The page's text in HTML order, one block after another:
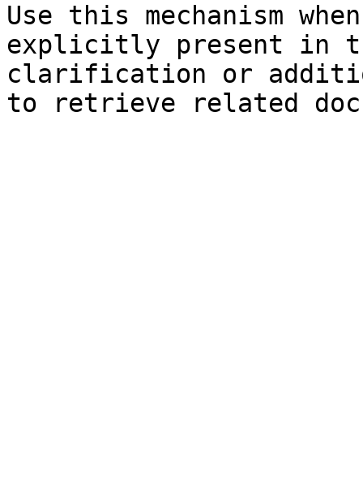
Use this mechanism
explicitly present in
clarification or